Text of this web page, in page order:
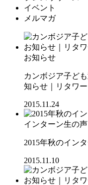
イベント
メルマガ
お知らせ
カンボジア子ど
知らせ｜リタワー
2015.11.24
インターン生の声
2015年秋のイン
2015.11.10